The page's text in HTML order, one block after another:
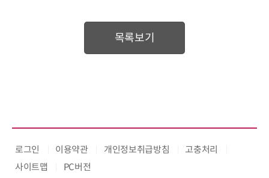
목록보기
로그인 이용약관 개인정보취급방침
고충처리
사이트맵
PC버전